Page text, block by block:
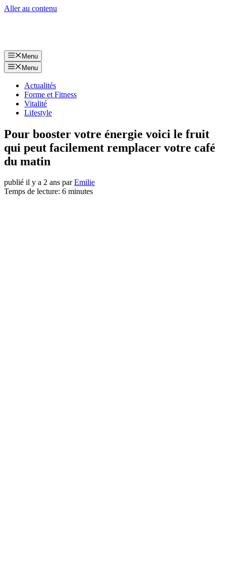
Aller au contenu
Menu
Menu
Actualités
Forme et Fitness
Vitalité
Lifestyle
Pour booster votre énergie voici le fruit
qui peut facilement remplacer votre café
du matin
publié il y a 2 ans parEmilie
Temps de lecture: 6 minutes